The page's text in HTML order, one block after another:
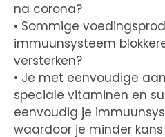
na corona?
• Sommige
immuunsysteem
versterken?
• Je met eenvoudige
speciale vitaminen en
eenvoudig je
waardoor je minder